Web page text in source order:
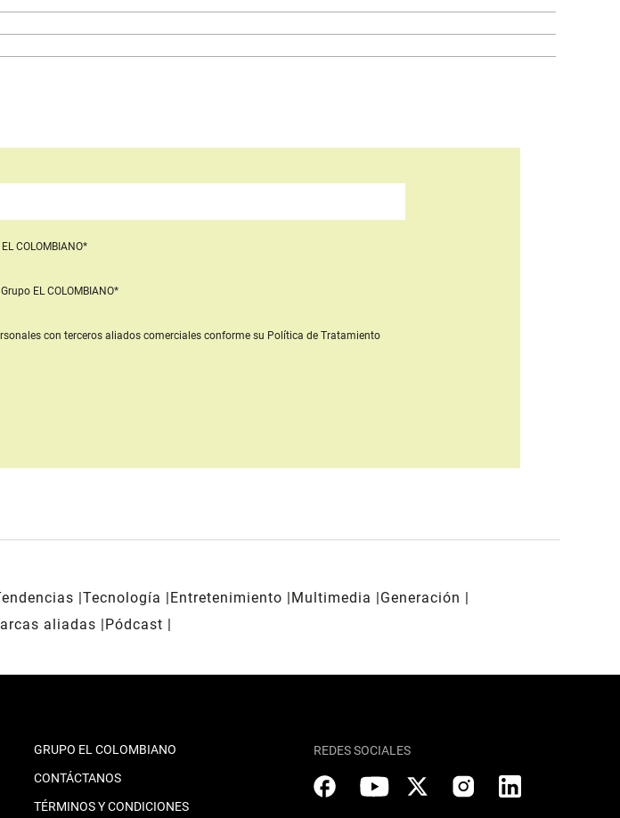
COLOMBIANO*
EL COLOMBIANO*
con terceros aliados comercialesconforme su Política de Tratamiento
Tecnología Entretenimiento Multimedia
Generación
aliadas
Pódcast
GRUPO EL COLOMBIANO
CONTÁCTANOS
TÉRMINOS Y CONDICIONES
REDES SOCIALES